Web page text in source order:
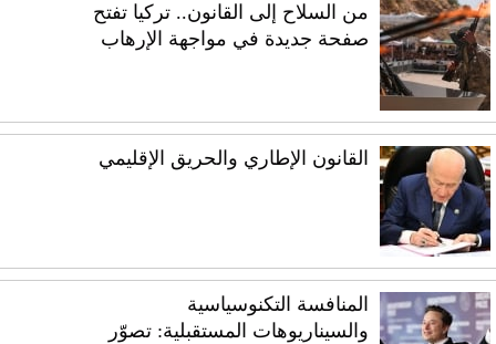
من السلاح إلى القانون.. تركيا تفتح
صفحة جديدة في مواجهة الإرهاب
القانون الإطاري والحريق الإقليمي
المنافسة التكنوسياسية
والسيناريوهات المستقبلية: تصوّر